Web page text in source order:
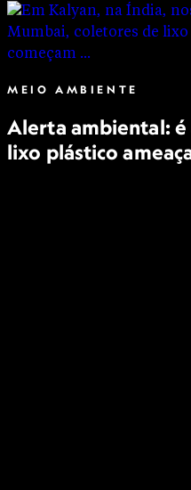
MEIO AMBIENTE
Alerta ambiental: é
lixo plástico